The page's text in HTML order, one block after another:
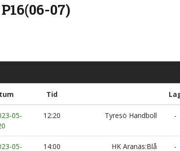
07)
Tid
05-
12:20 Tyresö Handboll -
05-
14:00 HK Aranäs:Blå -